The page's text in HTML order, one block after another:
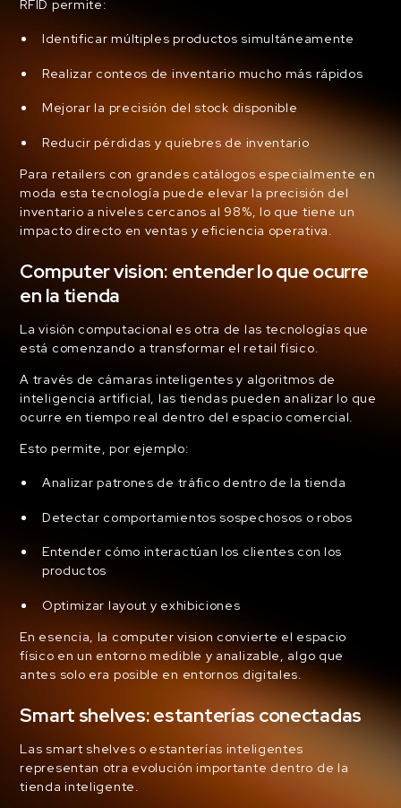
RFID permite:
Identificar múltiples productos simultáneamente
Realizar conteos de inventario mucho más rápidos
Mejorar la precisión del stock disponible
Reducir pérdidas y quiebres de inventario
Para retailers con grandes catálogos especialmente en
moda esta tecnología puede elevar la precisión del
inventario a niveles cercanos al 98%, lo que tiene un
impacto directo en ventas y eficiencia operativa.
Computer vision: entender lo que ocurre
en la tienda
La visión computacional es otra de las tecnologías que
está comenzando a transformar el retail físico.
A través de cámaras inteligentes y algoritmos de
inteligencia artificial, las tiendas pueden analizar lo que
ocurre en tiempo real dentro del espacio comercial.
Esto permite, por ejemplo:
Analizar patrones de tráfico dentro de la tienda
Detectar comportamientos sospechosos o robos
Entender cómo interactúan los clientes con los
productos
Optimizar layout y exhibiciones
En esencia, la computer vision convierte el espacio
físico en un entorno medible y analizable, algo que
antes solo era posible en entornos digitales.
Smart shelves: estanterías conectadas
Las smart shelves o estanterías inteligentes
representan otra evolución importante dentro de la
tienda inteligente.